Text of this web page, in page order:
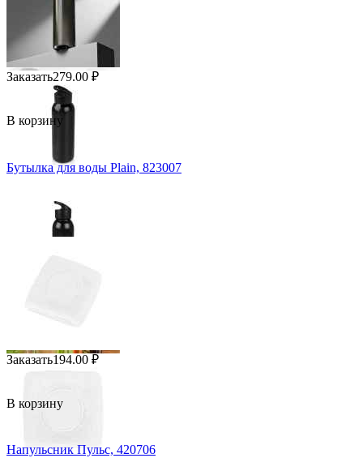
Заказать279.00 ₽
В корзину
Бутылка для воды Plain, 823007
Заказать194.00 ₽
В корзину
Напульсник Пульс, 420706